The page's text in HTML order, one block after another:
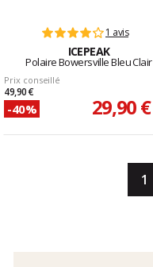
1 avis
ICEPEAK
Polaire Bowersville Bleu Clair
Prix conseillé
49,90 €
-40% 29,90 €
1